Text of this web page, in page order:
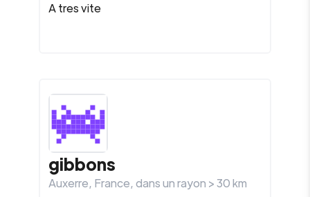
A tres vite
gibbons
Auxerre, France, dans un rayon >30km